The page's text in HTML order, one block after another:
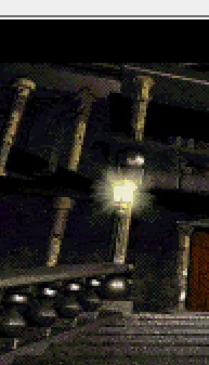
- Unoriginelle, aber im
- Der Adventure-Part
- Recht kleines
- Erzählung in Filmsequenzen
- Unsere Begleiterin Rebecca